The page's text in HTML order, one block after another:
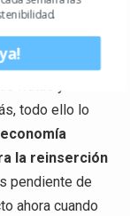
las
urbanos.
todo ello lo
economía
la reinserción
pendiente de
ahora cuando